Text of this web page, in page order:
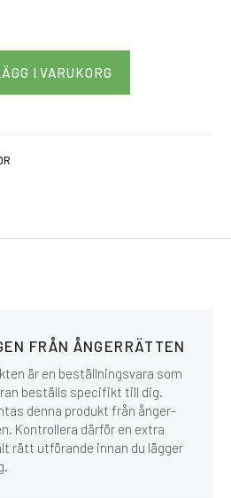
I VARUKORG
FRÅN ÅNGERRÄTTEN
är en beställningsvara som
beställs specifikt till dig.
denna produkt från ånger-
Kontrollera därför en extra
rätt utförande innan du lägger